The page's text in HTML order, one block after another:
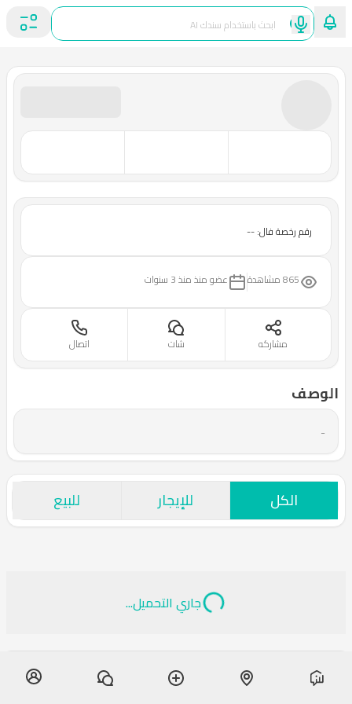
رقم رخصة فال: --
865 مشاهدة عضو منذمنذ 3 سنوات
اتصال شات مشاركه
الوصف
-
الكل للإيجار للبيع
جاري التحميل...